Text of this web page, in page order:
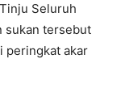
Seluruh
sukan tersebut
peringkat akar